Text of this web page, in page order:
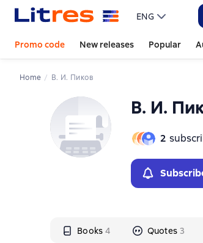
ENG
Promo code New releases Popular
Home В. И. Пиков
В. И.
2
Books 4 Quotes 3
Слайдер с книгами
Слайдер с книгами